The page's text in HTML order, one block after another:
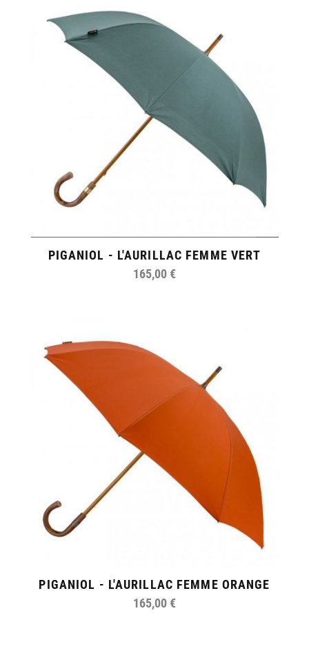
PIGANIOL - L'AURILLAC FEMME VERT
165,00 €
PIGANIOL - L'AURILLAC FEMME ORANGE
165,00 €